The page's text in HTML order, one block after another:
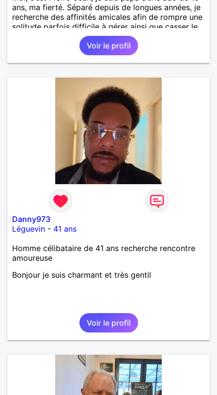
ans, ma fierté. Séparé depuis de longues années, je
recherche des affinités amicales afin de rompre une
solitude parfois difficile à gérer ainsi que casser le
vague à l’âme. L’amitié reste extrêmement
importante à mes yeux mais peut se décliner en des
sentiments plus puissants. « Le temps fera son
œuvre » disait Arthur Schopenhauer, philosophe
autant être trop locace. Je suis bourré de qualités
avec très peu de défauts. Je suis altruiste,
bienveillant, empathique, attentionné, honnête,
respectueux, doux de caractère et compréhensif : je
laisse « glisser » beaucoup de choses. Mais ne vous
m’éprenez pas Mesdames, si une personne que
j’aime me trahit une fois, il n’y aura pas de seconde
chance et je l’effacerai à « vitam eternam ».
Néanmoins, je suis un tout petit peu maniaque ainsi
qu’impatient. J’essaye de faire des efforts. Rien de
bien dramatique ! Du moins je le pense……Je suis un
homme facile à vivre. À vous si vous le souhaitez,
d’apprendre à me connaître davantage. J’en serai
ravi….A très bientôt je l’espère.
Voir le profil
Danny973
Léguevin - 41 ans
Homme célibataire de 41 ans recherche rencontre
amoureuse
Bonjour je suis charmant et très gentil
Voir le profil